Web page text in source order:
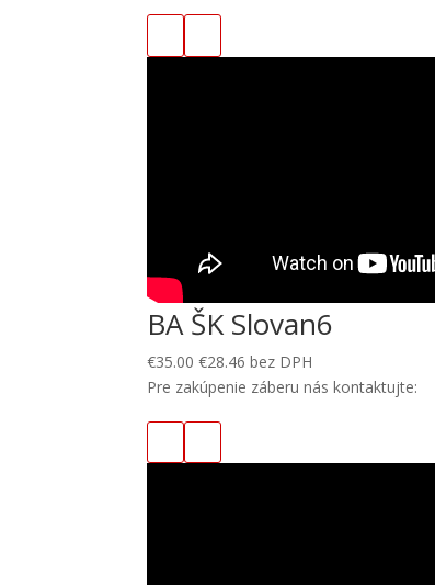
BA ŠK Slovan6
€35.00 €28.46 bez DPH
Pre zakúpenie záberu nás kontaktujte: